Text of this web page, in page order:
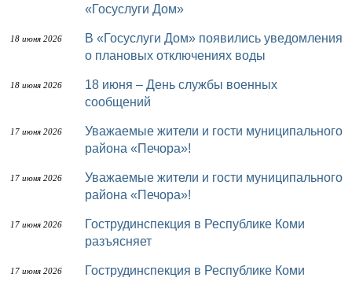
«Госуслуги Дом»
18 июня 2026
В «Госуслуги Дом» появились уведомления
о плановых отключениях воды
18 июня 2026
18 июня – День службы военных
сообщений
17 июня 2026
Уважаемые жители и гости муниципального
района «Печора»!
17 июня 2026
Уважаемые жители и гости муниципального
района «Печора»!
17 июня 2026
Гострудинспекция в Республике Коми
разъясняет
17 июня 2026
Гострудинспекция в Республике Коми